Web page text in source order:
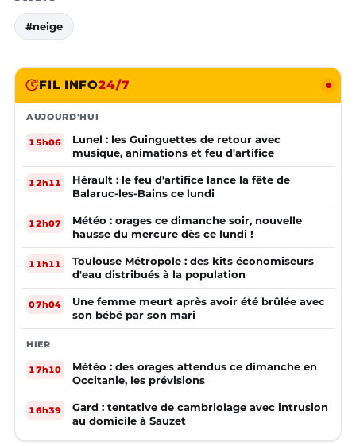
#neige
FIL INFO24/7
AUJOURD'HUI
15h06
Lunel : les Guinguettes de retour avec
musique, animations et feu d'artifice
12h11
Hérault : le feu d'artifice lance la fête de
Balaruc-les-Bains ce lundi
12h07
Météo : orages ce dimanche soir, nouvelle
hausse du mercure dès ce lundi !
11h11
Toulouse Métropole : des kits économiseurs
d'eau distribués à la population
07h04
Une femme meurt après avoir été brûlée avec
son bébé par son mari
HIER
17h10
Météo : des orages attendus ce dimanche en
Occitanie, les prévisions
16h39
Gard : tentative de cambriolage avec intrusion
au domicile à Sauzet